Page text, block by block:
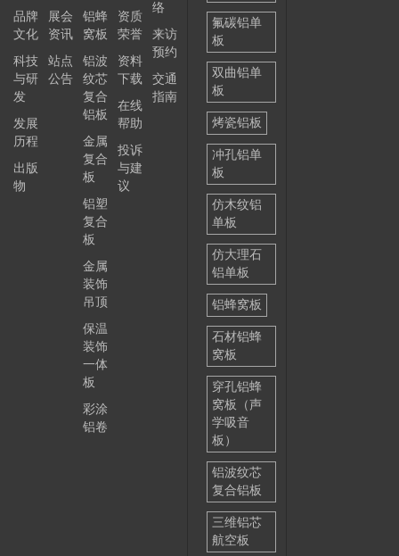
品牌
文化
科技
与研
发
发展
历程
出版
物
展会
资讯
站点
公告
铝蜂
窝板
铝波
纹芯
复合
铝板
金属
复合
板
铝塑
复合
板
金属
装饰
吊顶
保温
装饰
一体
板
彩涂
铝卷
资质
荣誉
资料
下载
在线
帮助
投诉
与建
议
络
来访
预约
交通
指南
氟碳铝单
板
双曲铝单
板
烤瓷铝板
冲孔铝单
板
仿木纹铝
单板
仿大理石
铝单板
铝蜂窝板
石材铝蜂
窝板
穿孔铝蜂
窝板（声
学吸音
板）
铝波纹芯
复合铝板
三维铝芯
航空板